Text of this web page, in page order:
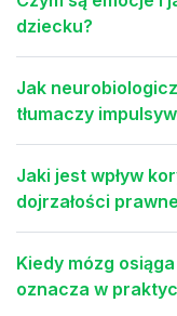
dziecku?
Jak
tłumaczy
Jaki jest wpływ
dojrzałości
Kiedy mózg
oznacza w